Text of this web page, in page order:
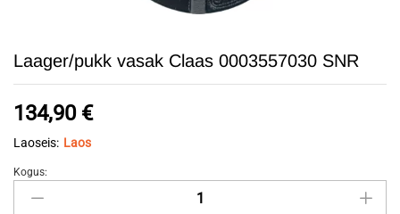
Laager/pukk vasak Claas 0003557030 SNR
134,90 €
Laoseis: Laos
Laager/pukk
vasak
Kogus: